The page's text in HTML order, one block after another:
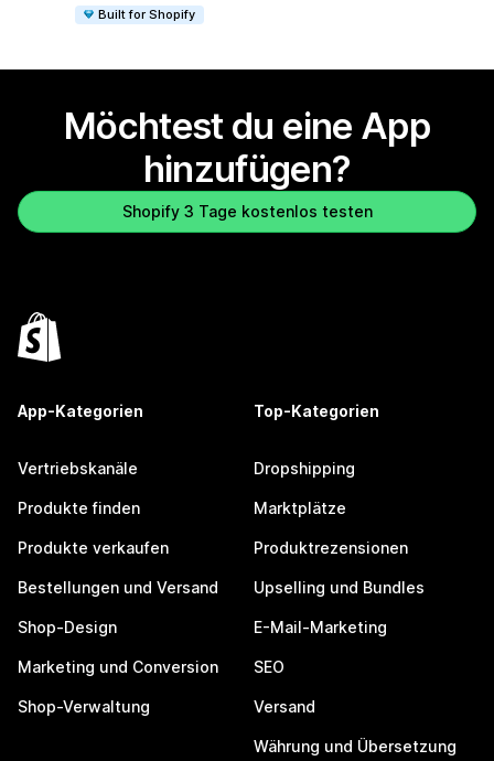
Built for Shopify
Möchtest du eine App
hinzufügen?
Shopify 3 Tage kostenlos testen
App-Kategorien
Vertriebskanäle
Produkte finden
Produkte verkaufen
Bestellungen und Versand
Shop-Design
Marketing und Conversion
Shop-Verwaltung
Top-Kategorien
Dropshipping
Marktplätze
Produktrezensionen
Upselling und Bundles
E-Mail-Marketing
SEO
Versand
Währung und Übersetzung